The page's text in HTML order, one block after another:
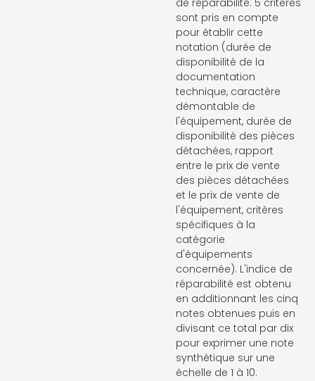
de réparabilité. 5 critères
sont pris en compte
pour établir cette
notation (durée de
disponibilité de la
documentation
technique, caractère
démontable de
l'équipement, durée de
disponibilité des pièces
détachées, rapport
entre le prix de vente
des pièces détachées
et le prix de vente de
l'équipement, critères
spécifiques à la
catégorie
d'équipements
concernée). L'indice de
réparabilité est obtenu
en additionnant les cinq
notes obtenues puis en
divisant ce total par dix
pour exprimer une note
synthétique sur une
échelle de 1 à 10.